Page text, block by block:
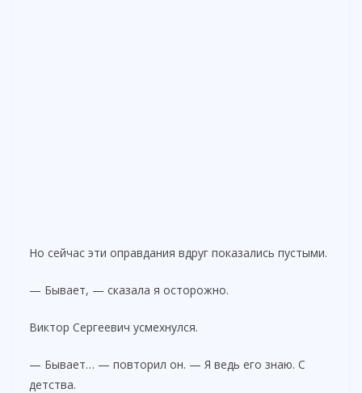
Но сейчас эти оправдания вдруг показались пустыми.
— Бывает, — сказала я осторожно.
Виктор Сергеевич усмехнулся.
— Бывает… — повторил он. — Я ведь его знаю. С
детства.